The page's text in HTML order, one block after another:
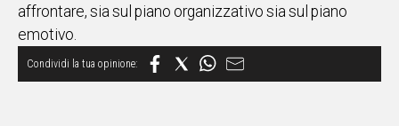
Social
affrontare, sia sul piano organizzativo sia sul piano
emotivo.